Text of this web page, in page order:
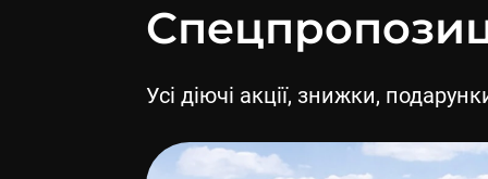
Усі діючі акції, знижки,